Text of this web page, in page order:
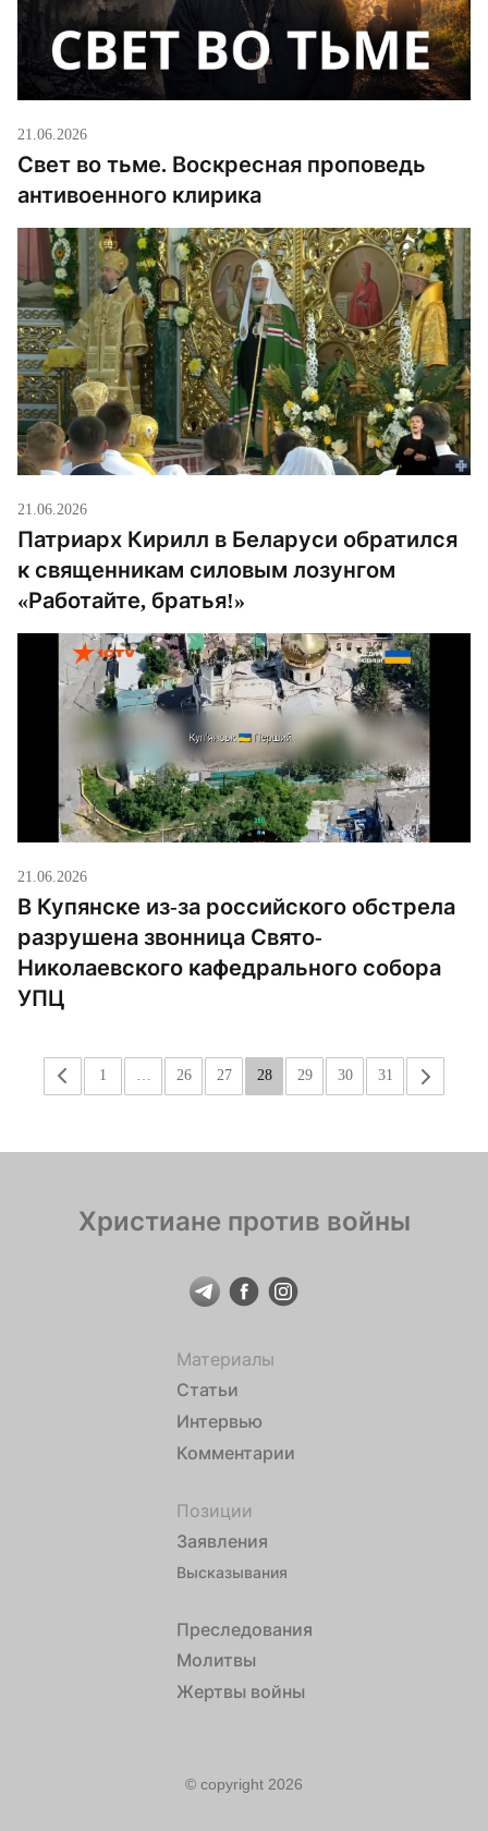
21.06.2026
Свет во тьме. Воскресная проповедь
антивоенного клирика
21.06.2026
Патриарх Кирилл в Беларуси обратился
к священникам силовым лозунгом
«Работайте, братья!»
21.06.2026
В Купянске из-за российского обстрела
разрушена звонница Свято-
Николаевского кафедрального собора
УПЦ
« 1 26 27 28 29 30 31 »
Христиане против войны
Материалы
Статьи
Интервью
Комментарии
Позиции
Заявления
Высказывания
Преследования
Молитвы
Жертвы войны
© copyright 2026